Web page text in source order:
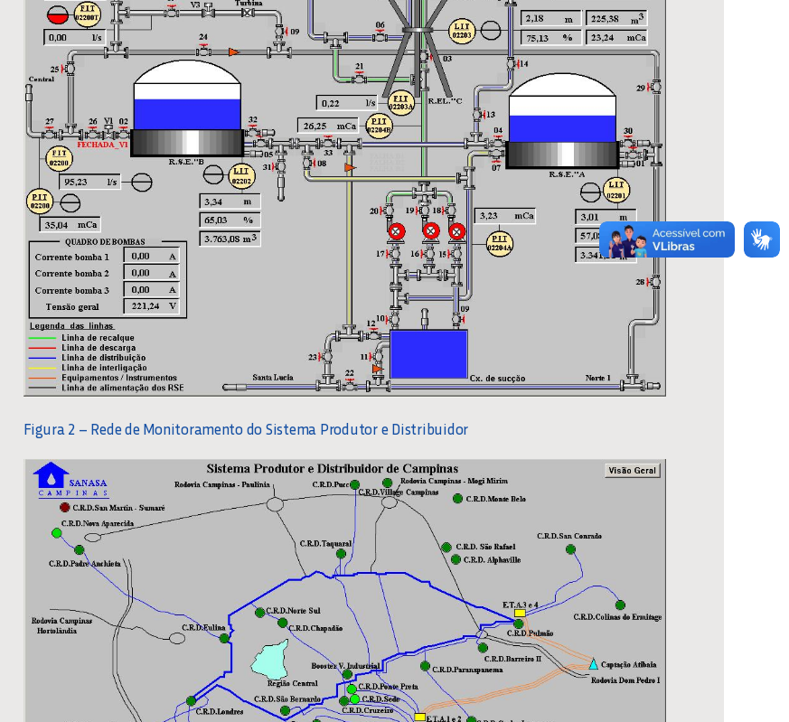
Figura 2 – Rede de Monitoramento do Sistema Produtor e Distribuidor